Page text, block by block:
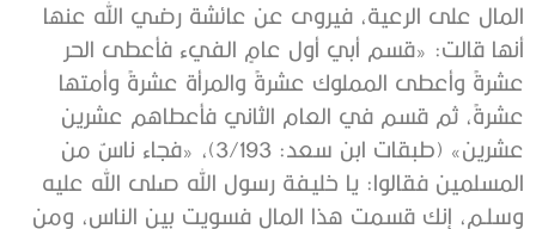
المال على الرعية، فيروى عن عائشة رضي الله عنها
أنها قالت: «قسم أبي أول عامٍ الفيء فأعطى الحر
عشرةً وأعطى المملوك عشرةً والمرأة عشرةً وأمتها
عشرةً، ثم قسم في العام الثاني فأعطاهم عشرين
عشرين» (طبقات ابن سعد: 3/193)، «فجاء ناسٌ من
المسلمين فقالوا: يا خليفة رسول الله صلى الله عليه
وسلـم، إنك قسمت هذا المال فسويت بين الناس، ومن